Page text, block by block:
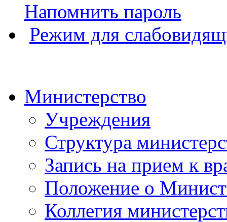
Напомнить пароль
Режим для
Министерство
Учреждения
Структура
Запись на прием к
Положение о
Коллегия